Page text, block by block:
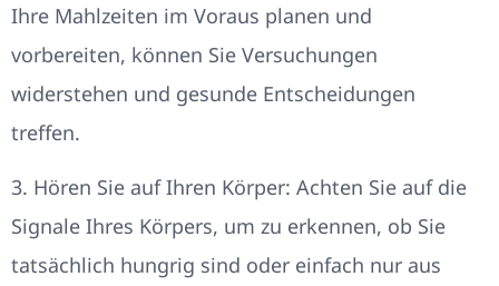
Ihre Mahlzeiten im Voraus planen und
vorbereiten, können Sie Versuchungen
widerstehen und gesunde Entscheidungen
treffen.
3. Hören Sie auf Ihren Körper: Achten Sie auf die
Signale Ihres Körpers, um zu erkennen, ob Sie
tatsächlich hungrig sind oder einfach nur aus